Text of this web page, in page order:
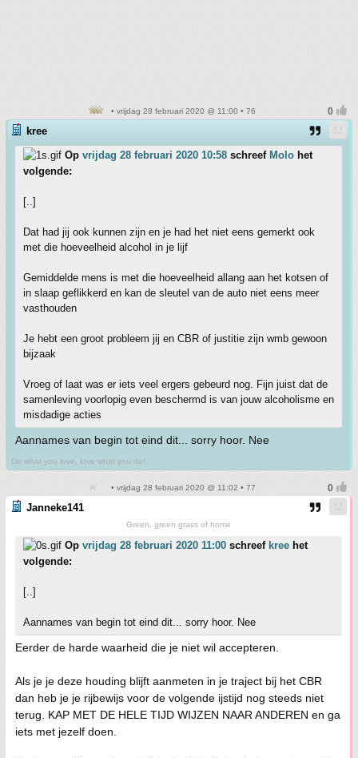
• vrijdag 28 februari 2020 @ 11:00 • 76
kree
Op vrijdag 28 februari 2020 10:58 schreef Molo het
volgende:
[..]
Dat had jij ook kunnen zijn en je had het niet eens gemerkt ook
met die hoeveelheid alcohol in je lijf
Gemiddelde mens is met die hoeveelheid allang aan het kotsen of
in slaap geflikkerd en kan de sleutel van de auto niet eens meer
vasthouden
Je hebt een groot probleem jij en CBR of justitie zijn wmb gewoon
bijzaak
Vroeg of laat was er iets veel ergers gebeurd nog. Fijn juist dat de
samenleving voorlopig even beschermd is van jouw alcoholisme en
misdadige acties
Aannames van begin tot eind dit... sorry hoor. Nee
Do what you love, love what you do!
• vrijdag 28 februari 2020 @ 11:02 • 77
Janneke141
Green, green grass of home
Op vrijdag 28 februari 2020 11:00 schreef kree het
volgende:
[..]
Aannames van begin tot eind dit... sorry hoor. Nee
Eerder de harde waarheid die je niet wil accepteren.
Als je je deze houding blijft aanmeten in je traject bij het CBR
dan heb je je rijbewijs voor de volgende ijstijd nog steeds niet
terug. KAP MET DE HELE TIJD WIJZEN NAAR ANDEREN en ga
iets met jezelf doen.